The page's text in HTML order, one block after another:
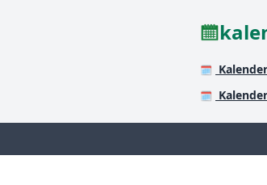
🗓️
🗓️